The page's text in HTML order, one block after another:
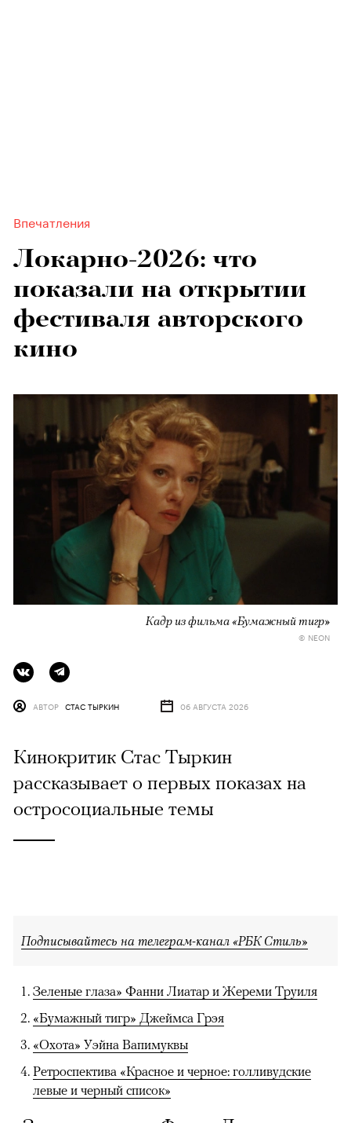
Впечатления
Локарно-2026: что
показали на открытии
фестиваля авторского
кино
Кадр из фильма «Бумажный тигр»
© NEON
АВТОР СТАС ТЫРКИН 06 АВГУСТА 2026
Кинокритик Стас Тыркин
рассказывает о первых показах на
остросоциальные темы
Подписывайтесь на телеграм-канал «РБК Стиль»
Зеленые глаза» Фанни Лиатар и Жереми Труиля
«Бумажный тигр» Джеймса Грэя
«Охота» Уэйна Вапимуквы
Ретроспектива «Красное и черное: голливудские
левые и черный список»